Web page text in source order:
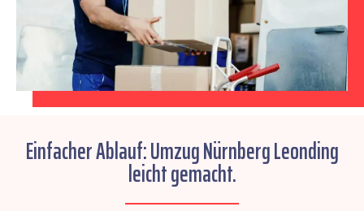
Einfacher Ablauf: Umzug Nürnberg Leonding
leicht gemacht.